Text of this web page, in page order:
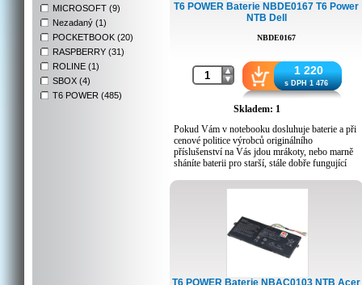
MICROSOFT (9)
Nezadaný (1)
POCKETBOOK (20)
RASPBERRY (31)
ROLINE (1)
SBOX (4)
T6 POWER (485)
T6 POWER Baterie NBDE0167 T6 Power
NTB Dell
NBDE0167
1 220
s DPH 1 476
Skladem: 1
Pokud Vám v notebooku dosluhuje baterie a při
cenové politice výrobců originálního
příslušenství na Vás jdou mrákoty, nebo marně
sháníte baterii pro starší, stále dobře fungující
ani dodat neumí.
Pro ověření kompatibility s Vaším zařízením,
použijte konfigurátor.
Typ: Li-ion
T6 POWER Baterie NBAC0103 NTB Acer